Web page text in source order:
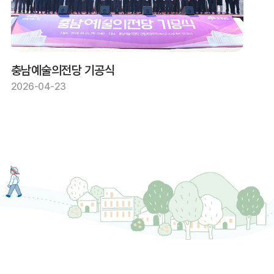
충남예술의전당 기공식
2026-04-23